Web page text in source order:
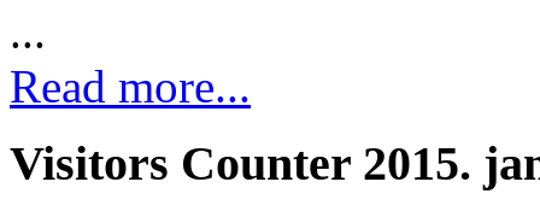
...
Read more...
Visitors Counter 2015.